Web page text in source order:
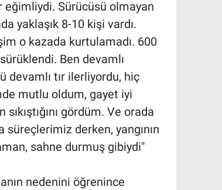
eğimliydi. Sürücüsü olmayan
yaklaşık 8-10 kişi vardı.
o kazada kurtulamadı. 600
Ben devamlı
devamlı tır ilerliyordu, hiç
mutlu oldum, gayet iyi
gördüm. Ve orada
derken, yangının
sahne durmuş gibiydi"
nedenini öğrenince